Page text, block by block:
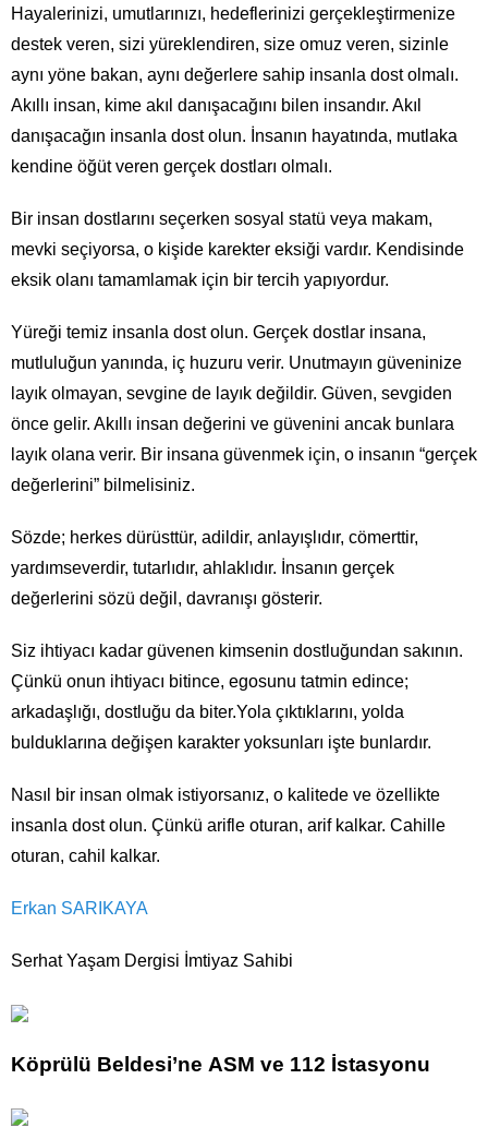
Hayalerinizi, umutlarınızı, hedeflerinizi gerçekleştirmenize
destek veren, sizi yüreklendiren, size omuz veren, sizinle
aynı yöne bakan, aynı değerlere sahip insanla dost olmalı.
Akıllı insan, kime akıl danışacağını bilen insandır. Akıl
danışacağın insanla dost olun. İnsanın hayatında, mutlaka
kendine öğüt veren gerçek dostları olmalı.
Bir insan dostlarını seçerken sosyal statü veya makam,
mevki seçiyorsa, o kişide karekter eksiği vardır. Kendisinde
eksik olanı tamamlamak için bir tercih yapıyordur.
Yüreği temiz insanla dost olun. Gerçek dostlar insana,
mutluluğun yanında, iç huzuru verir. Unutmayın güveninize
layık olmayan, sevgine de layık değildir. Güven, sevgiden
önce gelir. Akıllı insan değerini ve güvenini ancak bunlara
layık olana verir. Bir insana güvenmek için, o insanın “gerçek
değerlerini” bilmelisiniz.
Sözde; herkes dürüsttür, adildir, anlayışlıdır, cömerttir,
yardımseverdir, tutarlıdır, ahlaklıdır. İnsanın gerçek
değerlerini sözü değil, davranışı gösterir.
Siz ihtiyacı kadar güvenen kimsenin dostluğundan sakının.
Çünkü onun ihtiyacı bitince, egosunu tatmin edince;
arkadaşlığı, dostluğu da biter.Yola çıktıklarını, yolda
bulduklarına değişen karakter yoksunları işte bunlardır.
Nasıl bir insan olmak istiyorsanız, o kalitede ve özellikte
insanla dost olun. Çünkü arifle oturan, arif kalkar. Cahille
oturan, cahil kalkar.
Erkan SARIKAYA
Serhat Yaşam Dergisi İmtiyaz Sahibi
Köprülü Beldesi’ne ASM ve 112 İstasyonu